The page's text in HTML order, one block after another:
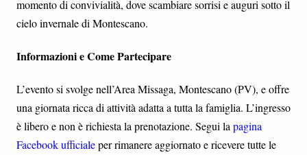
momento di convivialità, dove scambiare sorrisi e auguri sotto il
cielo invernale di Montescano.
Informazioni e Come Partecipare
L’evento si svolge nell’Area Missaga, Montescano (PV), e offre
una giornata ricca di attività adatta a tutta la famiglia. L’ingresso
è libero e non è richiesta la prenotazione. Segui lapagina
Facebook ufficialeper rimanere aggiornato e ricevere tutte le